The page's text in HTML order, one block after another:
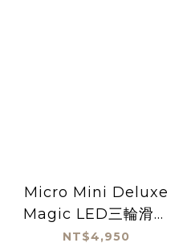
Micro Mini Deluxe
Magic LED三輪滑板
車-粉色-發光變色適合
NT$4,950